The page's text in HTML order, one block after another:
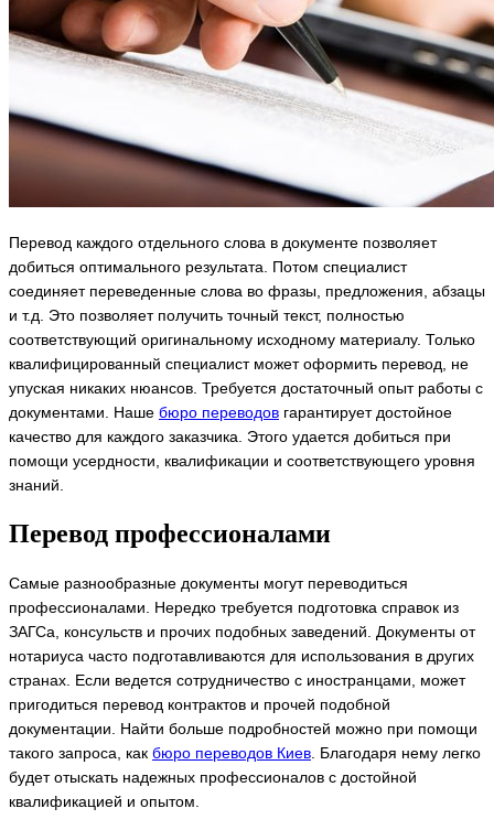
Перевод каждого отдельного слова в документе позволяет
добиться оптимального результата. Потом специалист
соединяет переведенные слова во фразы, предложения, абзацы
и т.д. Это позволяет получить точный текст, полностью
соответствующий оригинальному исходному материалу. Только
квалифицированный специалист может оформить перевод, не
упуская никаких нюансов. Требуется достаточный опыт работы с
документами. Наше бюро переводов гарантирует достойное
качество для каждого заказчика. Этого удается добиться при
помощи усердности, квалификации и соответствующего уровня
знаний.
Перевод профессионалами
Самые разнообразные документы могут переводиться
профессионалами. Нередко требуется подготовка справок из
ЗАГСа, консульств и прочих подобных заведений. Документы от
нотариуса часто подготавливаются для использования в других
странах. Если ведется сотрудничество с иностранцами, может
пригодиться перевод контрактов и прочей подобной
документации. Найти больше подробностей можно при помощи
такого запроса, как бюро переводов Киев. Благодаря нему легко
будет отыскать надежных профессионалов с достойной
квалификацией и опытом.